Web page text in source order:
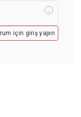
için giriş yapın